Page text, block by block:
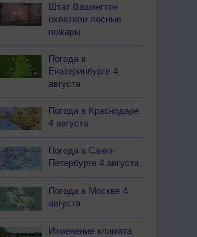
Штат Вашингтон
охватили лесные
пожары
Погода в
Екатеринбурге 4
августа
Погода в Краснодаре
4 августа
Погода в Санкт-
Петербурге 4 августа
Погода в Москве 4
августа
Изменение климата